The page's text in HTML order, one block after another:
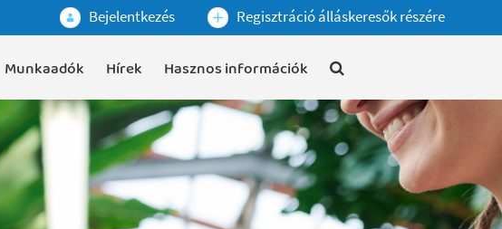
Bejelentkezés Regisztráció álláskeresők részére
Munkaadók Hírek Hasznos információk